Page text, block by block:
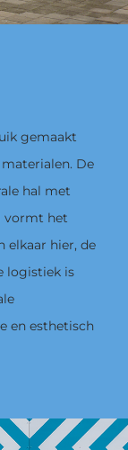
gemaakt
De
hal met
vormt het
elkaar hier, de
logistiek is
en esthetisch